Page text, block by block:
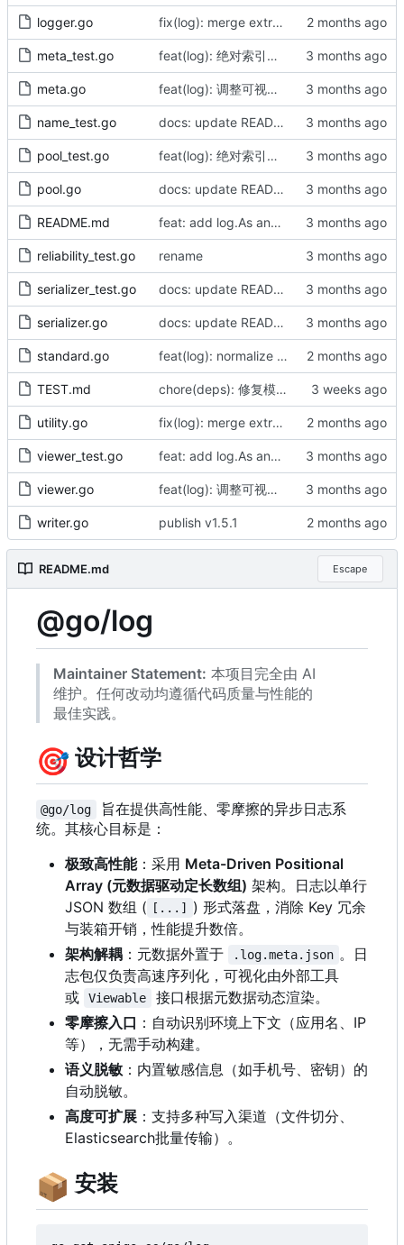
logger.go fix(log): merge extra callStacks into structured field, add isLogPkgFile for module-path compatibility
meta_test.go feat(log): 绝对索引优化与强制 Reset 安全契约 (v1.1.13)
meta.go feat(log): 调整可视化能力
name_test.go docs: update README, CHANGELOG, TEST and align with LoggerService architecture
pool_test.go feat(log): 绝对索引优化与强制 Reset 安全契约 (v1.1.13)
pool.go docs: update README, CHANGELOG, TEST and align with LoggerService architecture
README.md feat: add log.As and logger.As for frictionless error handling
reliability_test.go rename
serializer_test.go docs: update README, CHANGELOG, TEST and align with LoggerService architecture
serializer.go docs: update README, CHANGELOG, TEST and align with LoggerService architecture
standard.go feat(log): normalize Warning level behavior, remove automatic stack traces
TEST.md chore(deps): 修复模块 checksum（by AI）
utility.go fix(log): merge extra callStacks into structured field, add isLogPkgFile for module-path compatibility
viewer_test.go feat: add log.As and logger.As for frictionless error handling
viewer.go feat(log): 调整可视化能力
writer.go publish v1.5.1
README.md Escape
@go/log
Maintainer Statement: 本项目完全由 AI
维护。任何改动均遵循代码质量与性能的
最佳实践。
🎯 设计哲学
@go/log
旨在提供高性能、零摩擦的异步日志系
统。其核心目标是：
极致高性能：采用 Meta-Driven Positional
Array (元数据驱动定长数组) 架构。日志以单行
JSON 数组 (
[...]
) 形式落盘，消除 Key 冗余
与装箱开销，性能提升数倍。
架构解耦 ：元数据外置于 .log.meta.json 。日
志包仅负责高速序列化，可视化由外部工具
或
Viewable
接口根据元数据动态渲染。
零摩擦入口 ： 自动识别环境上下文 （应用名、IP
等） ， 无需手动构建。
语义脱敏 ：内置敏感信息（如手机号、密钥）的
自动脱敏。
高度可扩展 ： 支持多种写入渠道 （文件切分、
Elasticsearch批量传输） 。
📦 安装